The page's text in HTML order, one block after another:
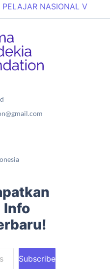
PELAJAR NASIONAL V
Info
Subscribe